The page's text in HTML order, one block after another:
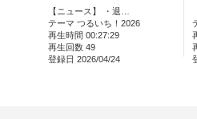
【ニュース】 ・退…
テーマ つるいち！2026
再生時間 00:27:29
再生回数 49
登録日 2026/04/24